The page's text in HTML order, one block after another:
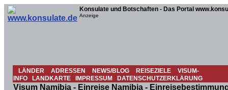
Konsulate und Botschaften - Das Portal
Anzeige
LÄNDER ADRESSEN NEWS/BLOG REISEZIELE
VISUM-
INFO
LANDKARTE IMPRESSUM DATENSCHUTZERKLÄRUNG
Visum Namibia - Einreise Namibia -